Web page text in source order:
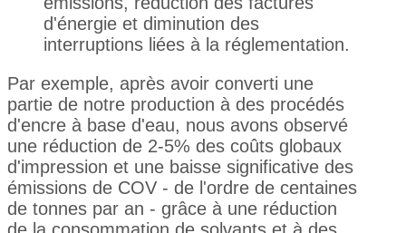
d'énergie et diminution des
interruptions liées à la réglementation.
Par exemple, après avoir converti une
partie de notre production à des procédés
d'encre à base d'eau, nous avons observé
une réduction de 2-5% des coûts globaux
d'impression et une baisse significative des
émissions de COV - de l'ordre de centaines
de tonnes par an - grâce à une réduction